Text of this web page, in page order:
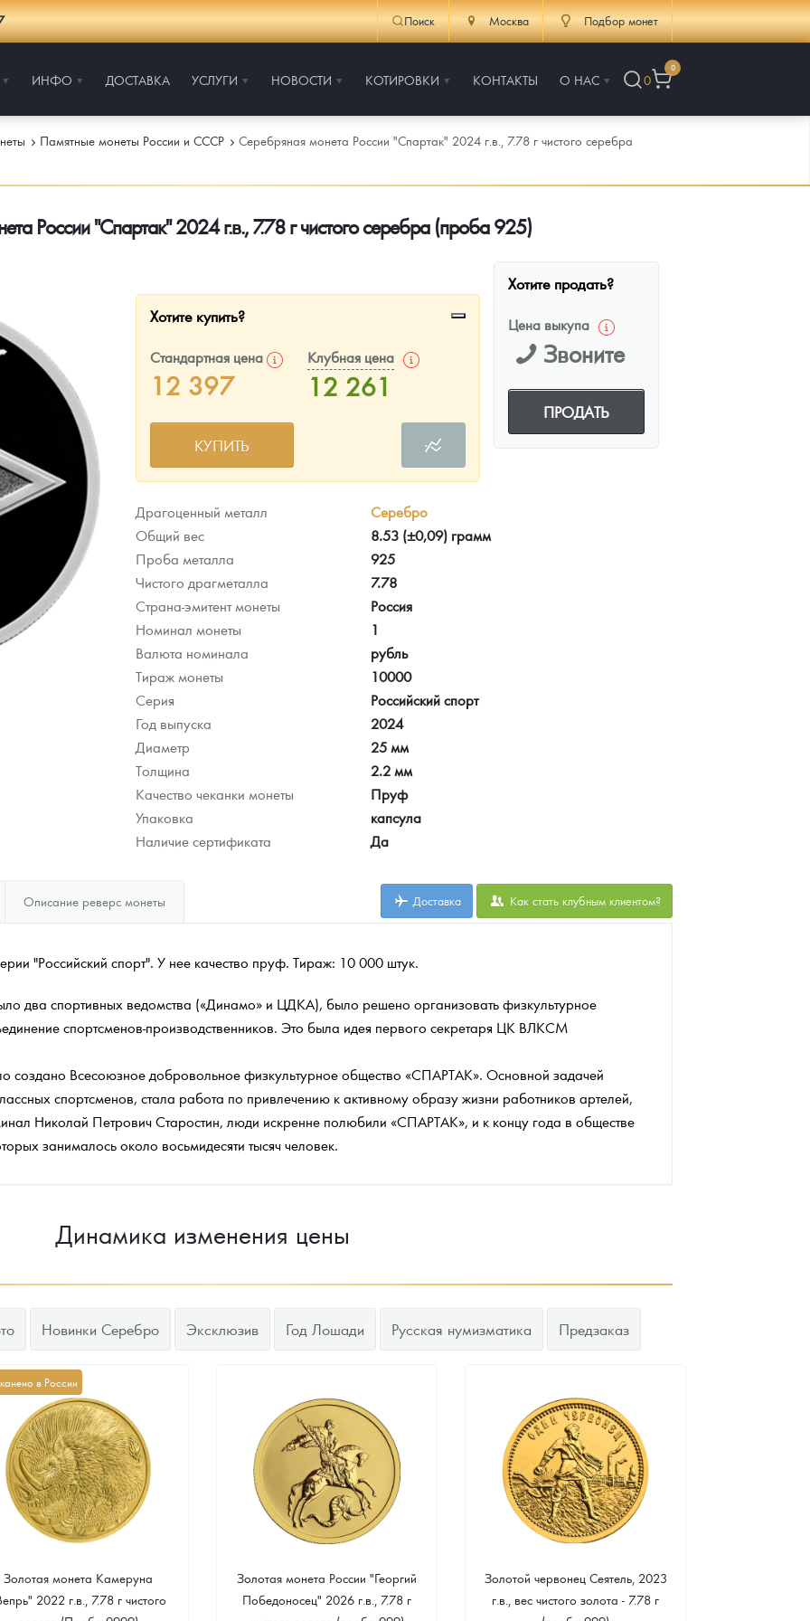
Поиск Москва Подбор монет
ИНФО ДОСТАВКА УСЛУГИ НОВОСТИ КОТИРОВКИ КОНТАКТЫ О НАС 0
0
платины на 2026 год
Памятные монеты России и СССР
Серебряная монета России "Спартак" 2024 г.в., 7.78 г чистого серебра
России "Спартак" 2024 г.в., 7.78 г чистого серебра (проба 925)
Хотите купить?
Стандартная цена
12 397
Клубная цена
12 261
КУПИТЬ
Хотите продать?
Цена выкупа
Звоните
ПРОДАТЬ
Драгоценный металл
Серебро
Общий вес
8.53 (±0,09) грамм
Проба металла
925
Чистого драгметалла
7.78
Страна-эмитент монеты
Россия
Номинал монеты
1
Валюта номинала
рубль
Тираж монеты
10000
Серия
Российский спорт
Год выпуска
2024
Диаметр
25 мм
Толщина
2.2 мм
Качество чеканки монеты
Пруф
Упаковка
капсула
Наличие сертификата
Да
Описание реверс монеты Доставка Как стать клубным клиентом?
"Российский спорт". У нее качество пруф. Тираж: 10 000 штук.
два спортивных ведомства («Динамо» и ЦДКА), было решено организовать физкультурное
спортсменов-производственников. Это была идея первого секретаря ЦК ВЛКСМ
создано Всесоюзное добровольное физкультурное общество «СПАРТАК». Основной задачей
спортсменов, стала работа по привлечению к активному образу жизни работников артелей,
Николай Петрович Старостин, люди искренне полюбили «СПАРТАК», и к концу года в обществе
занималось около восьмидесяти тысяч человек.
Динамика изменения цены
Новинки Серебро Эксклюзив Год Лошади Русская нумизматика Предзаказ
в России
Золотая монета Камеруна
2022 г.в., 7.78 г чистого
Золотая монета России "Георгий
Победоносец" 2026 г.в., 7.78 г
Золотой червонец Сеятель, 2023
г.в., вес чистого золота - 7.78 г